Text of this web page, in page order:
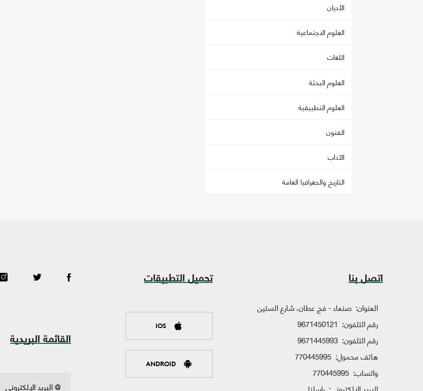
الأديان
العلوم الاجتماعية
اللغات
العلوم البحثة
العلوم التطبيقية
الفنون
الآداب
التاريخ والجغرافيا العامة
اتصل بنا
العنوان: صنعاء - فج عطان، شارع الستين
رقم التلفون: 9671450121
رقم التلفون: 9671445993
هاتف محمول: 770445995
واتساب: 770445995
تحميل التطبيقات
IOS
ANDROID
القائمة البريدية